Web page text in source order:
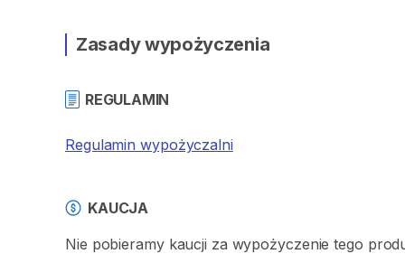
Zasady wypożyczenia
REGULAMIN
Regulamin wypożyczalni
KAUCJA
Nie pobieramy kaucji za wypożyczenie tego